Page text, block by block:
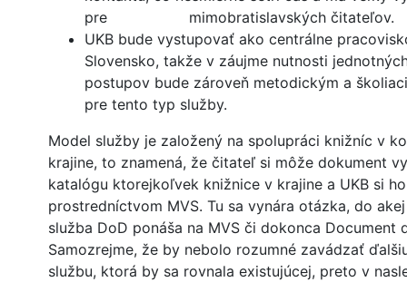
pre mimobratislavských čitateľov.
UKB bude vystupovať ako centrálne
Slovensko, takže v záujme nutnosti
postupov bude zároveň metodickým a
pre tento typ služby.
Model služby je založený na spolupráci knižníc v
krajine, to znamená, že čitateľ si môže dokument
katalógu ktorejkoľvek knižnice v krajine a UKB si
prostredníctvom MVS. Tu sa vynára otázka, do
služba DoD ponáša na MVS či dokonca Document
Samozrejme, že by nebolo rozumné zavádzať
službu, ktorá by sa rovnala existujúcej, preto v